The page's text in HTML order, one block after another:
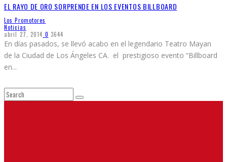
EL RAYO DE ORO SORPRENDE EN LOS EVENTOS BILLBOARD
Los Promotores
Noticias
abril 27, 2014 0 3644
En días pasados, se llevó acabo en el legendario Teatro Mayan
de la Ciudad de Los Ángeles CA. el prestigioso evento “Billboard
en...